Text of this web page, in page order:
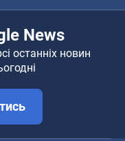
News
останніх новин